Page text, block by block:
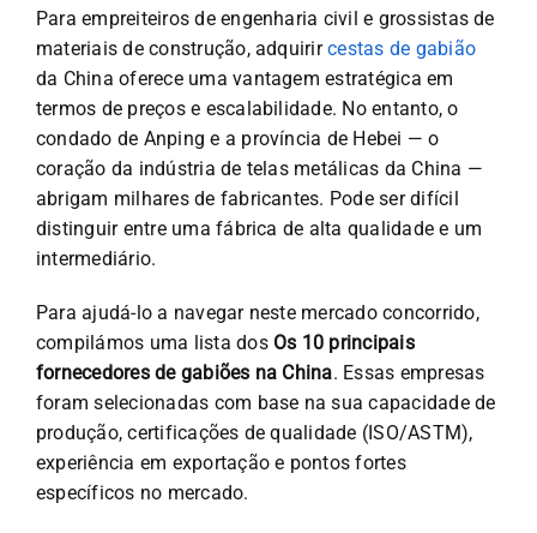
Para empreiteiros de engenharia civil e grossistas de
materiais de construção, adquirircestas de gabião
da China oferece uma vantagem estratégica em
termos de preços e escalabilidade. No entanto, o
condado de Anping e a província de Hebei — o
coração da indústria de telas metálicas da China —
abrigam milhares de fabricantes. Pode ser difícil
distinguir entre uma fábrica de alta qualidade e um
intermediário.
Para ajudá-lo a navegar neste mercado concorrido,
compilámos uma lista dos Os 10 principais
fornecedores de gabiões na China. Essas empresas
foram selecionadas com base na sua capacidade de
produção, certificações de qualidade (ISO/ASTM),
experiência em exportação e pontos fortes
específicos no mercado.